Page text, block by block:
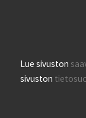
Lue sivuston
sivuston